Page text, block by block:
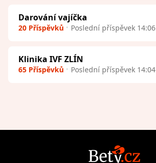
Darování vajíčka
20 Příspěvků Poslední příspěvek 14:06
Klinika IVF ZLÍN
65 Příspěvků Poslední příspěvek 14:04